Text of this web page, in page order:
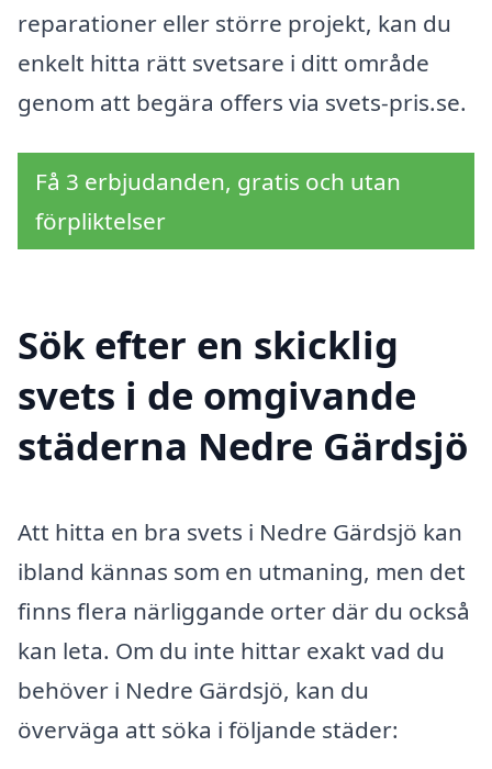
reparationer eller större projekt, kan du
enkelt hitta rätt svetsare i ditt område
genom att begära offers via svets-pris.se.
Få 3 erbjudanden, gratis och utan
förpliktelser
Sök efter en skicklig
svets i de omgivande
städerna Nedre Gärdsjö
Att hitta en bra svets i Nedre Gärdsjö kan
ibland kännas som en utmaning, men det
finns flera närliggande orter där du också
kan leta. Om du inte hittar exakt vad du
behöver i Nedre Gärdsjö, kan du
överväga att söka i följande städer: